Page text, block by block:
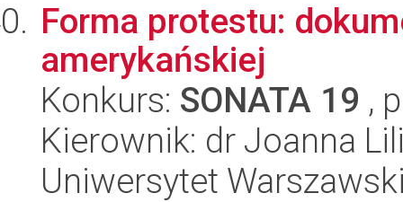
Forma protestu:
amerykańskiej
Konkurs: SONATA 19 ,
Kierownik: dr Joanna
Uniwersytet